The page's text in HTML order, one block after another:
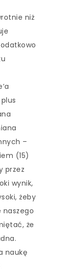
niż
–
(15)
przez
wynik,
żeby
naszego
że
naukę